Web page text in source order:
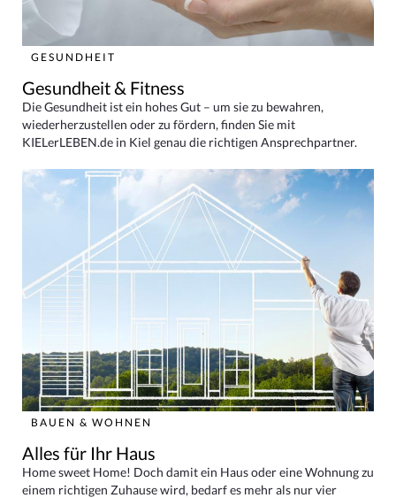
GESUNDHEIT
Gesundheit & Fitness
Die Gesundheit ist ein hohes Gut – um sie zu bewahren,
wiederherzustellen oder zu fördern, finden Sie mit
KIELerLEBEN.de in Kiel genau die richtigen Ansprechpartner.
BAUEN & WOHNEN
Alles für Ihr Haus
Home sweet Home! Doch damit ein Haus oder eine Wohnung zu
einem richtigen Zuhause wird, bedarf es mehr als nur vier